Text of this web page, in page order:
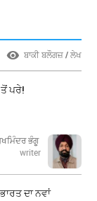
ਬਾਕੀ ਬਲੌਗਜ਼ / ਲੇਖ
ਤੋਂ ਪਰੇ!
ਭੰਗੂ
writer
ਦਾ ਨਵਾਂ